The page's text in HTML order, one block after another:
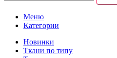
Меню
Категории
Новинки
Ткани по типу